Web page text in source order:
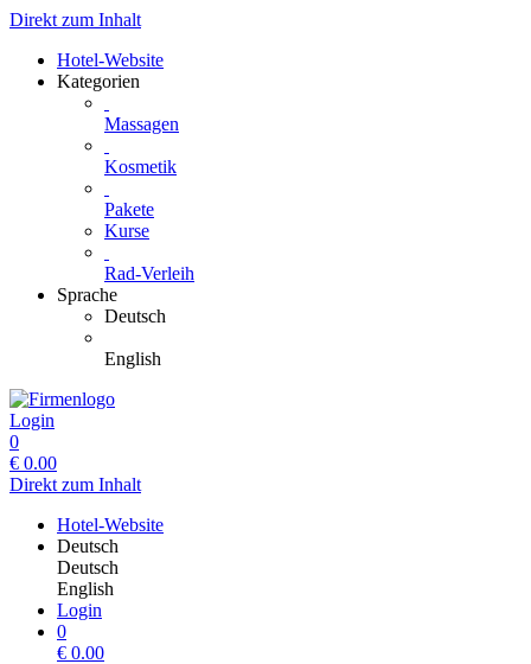
Direkt zum Inhalt
Hotel-Website
Kategorien
Massagen
Kosmetik
Pakete
Kurse
Rad-Verleih
Sprache
Deutsch
English
Login
0
€ 0.00
Direkt zum Inhalt
Hotel-Website
Deutsch
Deutsch
English
Login
0
€ 0.00